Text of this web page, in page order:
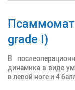
легочная
2019
Москва,
grade I)
В
динамика в виде
в левой ноге и 4